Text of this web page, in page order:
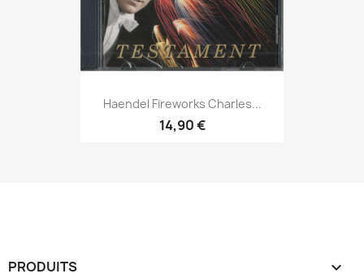
Haendel Fireworks Charles...
14,90 €
PRODUITS 